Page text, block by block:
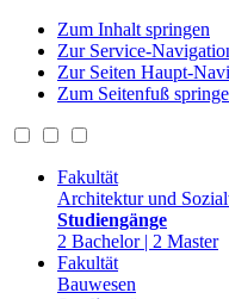
Zum Inhalt springen
Zur Service-
Zur Seiten Haupt-
Zum Seitenfuß
Fakultät
Architektur und
Studiengänge
2 Bachelor | 2 Master
Fakultät
Bauwesen